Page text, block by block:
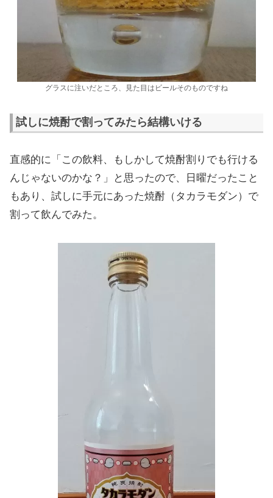
グラスに注いだところ、見た目はビールそのものですね
試しに焼酎で割ってみたら結構いける
直感的に「この飲料、もしかして焼酎割りでも行ける
んじゃないのかな？」と思ったので、日曜だったこと
もあり、試しに手元にあった焼酎（タカラモダン）で
割って飲んでみた。